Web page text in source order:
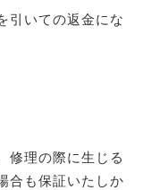
引いての返金にな
修理の際に生じる
合も保証いたしか